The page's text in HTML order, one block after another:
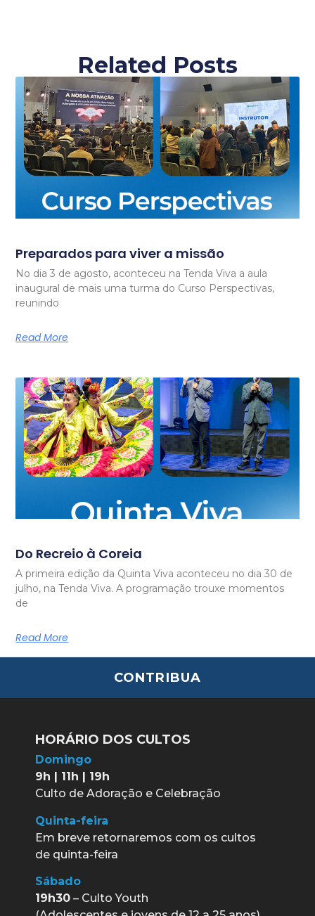
Related Posts
Preparados para viver a missão
No dia 3 de agosto, aconteceu na Tenda Viva a aula
inaugural de mais uma turma do Curso Perspectivas,
reunindo
Read More
Do Recreio à Coreia
A primeira edição da Quinta Viva aconteceu no dia 30 de
julho, na Tenda Viva. A programação trouxe momentos
de
Read More
CONTRIBUA
HORÁRIO DOS CULTOS
Domingo
9h | 11h | 19h
Culto de Adoração e Celebração
Quinta-feira
Em breve retornaremos com os cultos
de quinta-feira
Sábado
19h30 – Culto Youth